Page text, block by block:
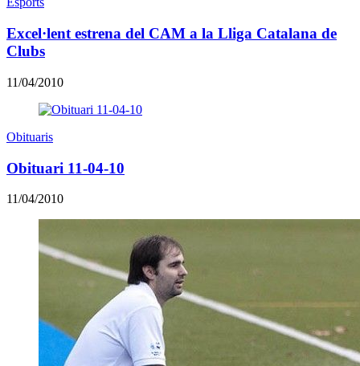
Excel·lent estrena del CAM a la Lliga Catalana de
Clubs
11/04/2010
Obituaris
Obituari 11-04-10
11/04/2010